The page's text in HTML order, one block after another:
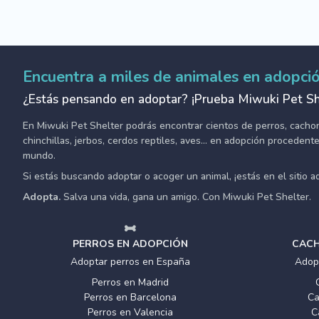
Encuentra a miles de animales en
¿Estás pensando en adoptar? ¡Prueba Miwuki Pet
En Miwuki Pet Shelter podrás encontrar cientos de perros,
chinchillas, jerbos, cerdos reptiles, aves... en adopción
mundo.
Si estás buscando adoptar o acoger un animal, ¡estás en el sitio
Adopta. Salva una vida, gana un amigo. Con Miwuki Pet Shelter.
PERROS EN ADOPCIÓN
Adoptar perros en España
Perros en Madrid
Perros en Barcelona
Perros en Valencia